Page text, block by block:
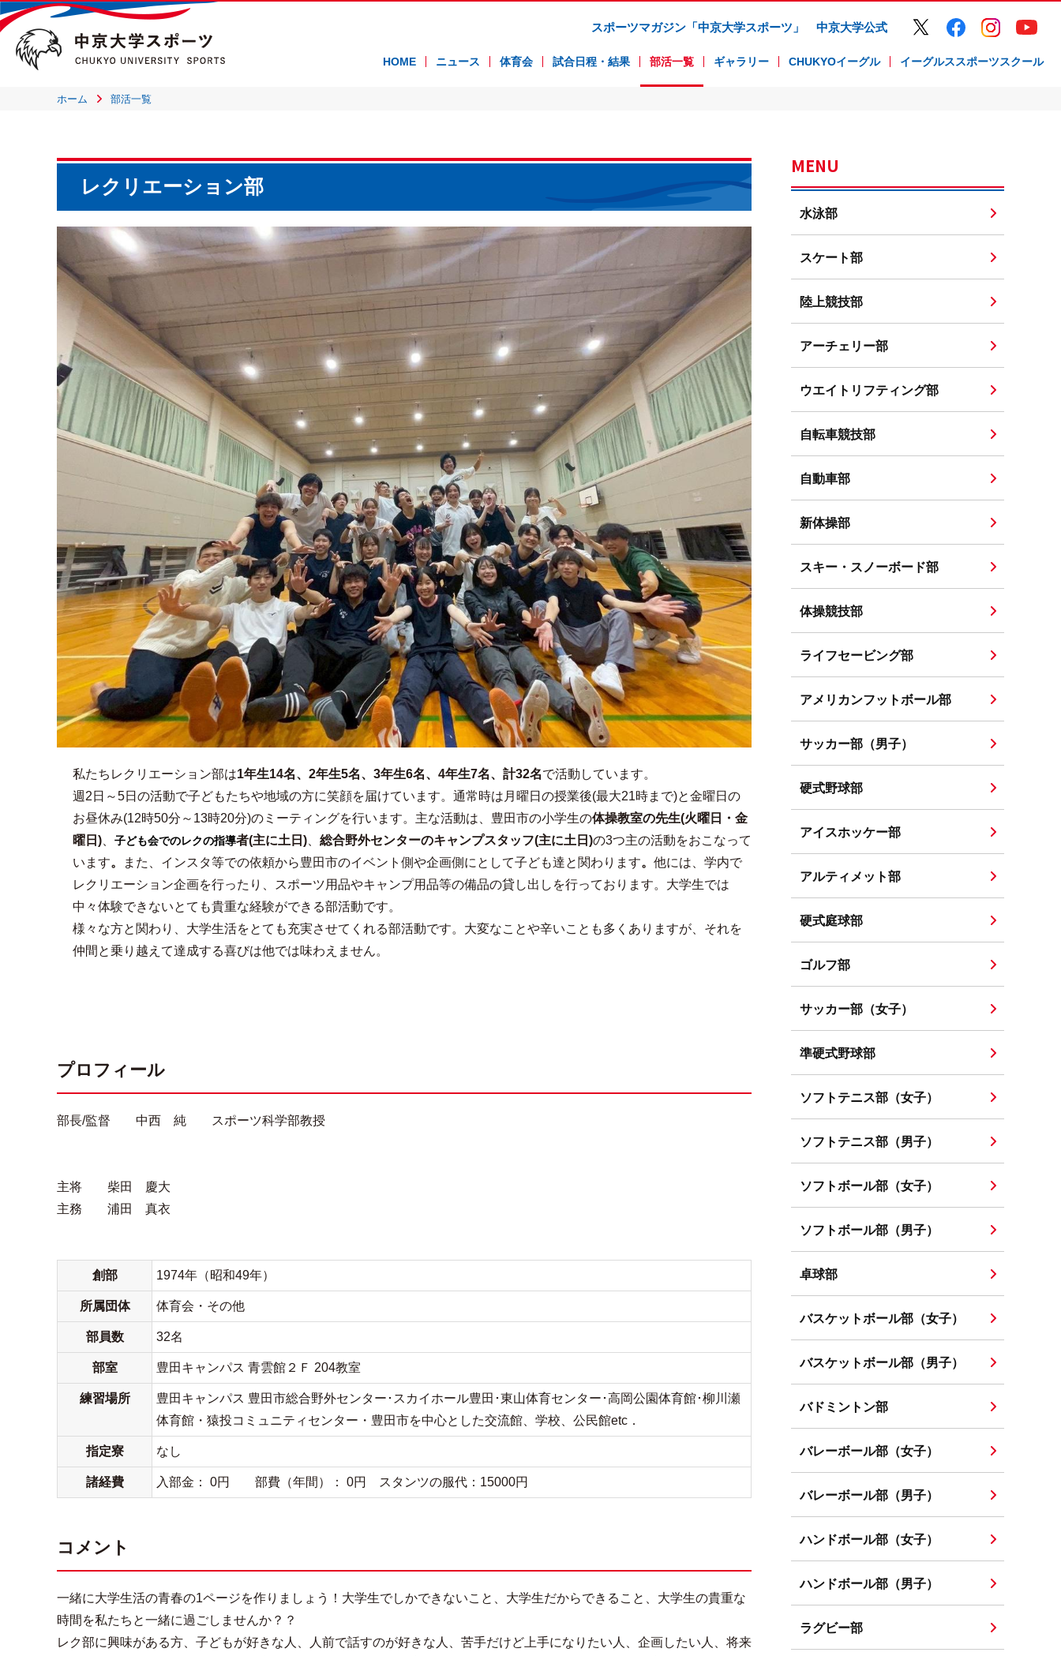
スポーツマガジン「中京大学スポーツ」 中京大学公式
HOME ニュース 体育会 試合日程・結果 部活一覧 ギャラリー CHUKYOイーグル イーグルススポーツスクール
ホーム 部活一覧
レクリエーション部
私たちレクリエーション部は1年生14名、 2年生5名、3年生6名、4年生7名、計32名で活動しています。
週2日～5日の活動で子どもたちや地域の方に笑顔を届けています。通常時は月曜日の授業後(最大21時まで)と金曜日の
お昼休み(12時50分～13時20分)のミーティングを行います。主な活動は、豊田市の小学生の体操教室の先生(火曜日・金
曜日)
子ども会でのレクの指導者(主に土日) 総合野外センターのキャンプスタッフ(主に土日)の3つ主の活動をおこなって
います。 また、インスタ等での依頼から豊田市のイベント側や企画側にとして子ども達と関わります。 他には、学内で
レクリエーション企画を行ったり、スポーツ用品やキャンプ用品等の備品の貸し出しを行っております。大学生では
中々体験できないとても貴重な経験ができる部活動です。
様々な方と関わり、大学生活をとても充実させてくれる部活動です。大変なことや辛いことも多くありますが、それを
仲間と乗り越えて達成する喜びは他では味わえません。
プロフィール
部長/監督 中西 純 スポーツ科学部教授
主将 柴田 慶大
主務 浦田 真衣
創部 1974年（昭和49年）
所属団体 体育会・その他
部員数 32名
部室 豊田キャンパス 青雲館２Ｆ 204教室
練習場所
豊田キャンパス 豊田市総合野外センター･スカイホール豊田･東山体育センター･高岡公園体育館･柳川瀬
体育館・猿投コミュニティセンター・豊田市を中心とした交流館、学校、公民館etc．
指定寮 なし
諸経費 入部金： 0円 部費（年間）： 0円 スタンツの服代：15000円
コメント
一緒に大学生活の青春の1ページを作りましょう！大学生でしかできないこと、大学生だからできること、大学生の貴重な
時間を私たちと一緒に過ごしませんか？？
レク部に興味がある方、子どもが好きな人、人前で話すのが好きな人、苦手だけど上手になりたい人、企画したい人、将来
MENU
水泳部
スケート部
陸上競技部
アーチェリー部
ウエイトリフティング部
自転車競技部
自動車部
新体操部
スキー・スノーボード部
体操競技部
ライフセービング部
アメリカンフットボール部
サッカー部（男子）
硬式野球部
アイスホッケー部
アルティメット部
硬式庭球部
ゴルフ部
サッカー部（女子）
準硬式野球部
ソフトテニス部（女子）
ソフトテニス部（男子）
ソフトボール部（女子）
ソフトボール部（男子）
卓球部
バスケットボール部（女子）
バスケットボール部（男子）
バドミントン部
バレーボール部（女子）
バレーボール部（男子）
ハンドボール部（女子）
ハンドボール部（男子）
ラグビー部